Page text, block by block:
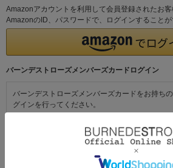
Amazonアカウントを利用して会員登録されたお客
AmazonのID、パスワードで、ログインすることが
バーンデストローズメンバーズカードログイン
バーンデストローズメンバーズカードをお持ち
グインを行ってください。
初めてご利用の方・会員以外の方